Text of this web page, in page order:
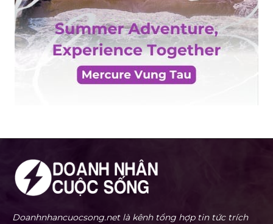
Doanhnhancuocsong.net là kênh tổng hợp tin tức trích